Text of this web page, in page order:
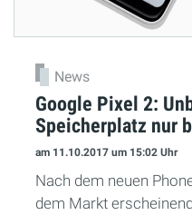
News
Google Pixel 2:
Speicherplatz nur
am 11.10.2017 um 15:02 Uhr
Nach dem neuen
dem Markt